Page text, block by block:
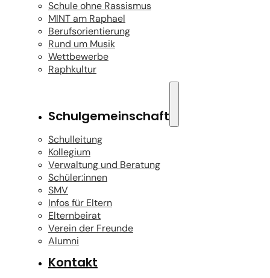
Schule ohne Rassismus
MINT am Raphael
Berufsorientierung
Rund um Musik
Wettbewerbe
Raphkultur
Schulgemeinschaft
Schulleitung
Kollegium
Verwaltung und Beratung
Schüler:innen
SMV
Infos für Eltern
Elternbeirat
Verein der Freunde
Alumni
Kontakt